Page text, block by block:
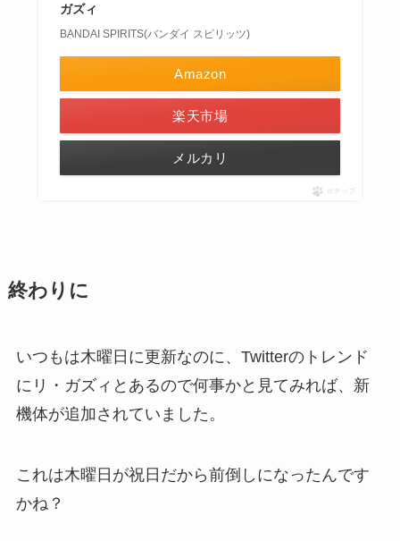
ガズィ
BANDAI SPIRITS(バンダイ スピリッツ)
Amazon
楽天市場
メルカリ
ポチップ
終わりに
いつもは木曜日に更新なのに、Twitterのトレンド
にリ・ガズィとあるので何事かと見てみれば、新
機体が追加されていました。
これは木曜日が祝日だから前倒しになったんです
かね？